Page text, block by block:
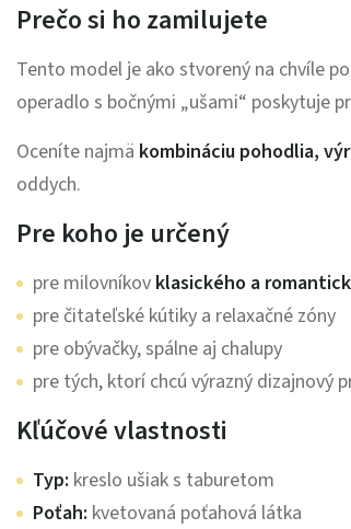
Prečo si ho zamilujete
Tento model je ako stvorený na chvíle
operadlo s bočnými „ušami“ poskytuje
Oceníte najmä kombináciu pohodlia,
oddych.
Pre koho je určený
pre milovníkov klasického a
pre čitateľské kútiky a relaxačné zóny
pre obývačky, spálne aj chalupy
pre tých, ktorí chcú výrazný dizajnový
Kľúčové vlastnosti
Typ: kreslo ušiak s taburetom
Poťah: kvetovaná poťahová látka